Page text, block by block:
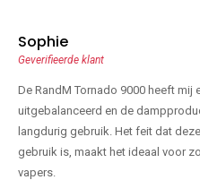
Sophie
Geverifieerde klant
De RandM Tornado 9000 heeft
uitgebalanceerd en de
langdurig gebruik. Het feit dat
gebruik is, maakt het ideaal voor
vapers.